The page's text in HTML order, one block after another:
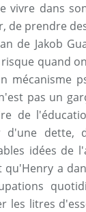
vivre dans
de prendre
de Jakob
quand
mécanisme
pas un
de
d'une dette,
idées de
qu'Henry a
les litres